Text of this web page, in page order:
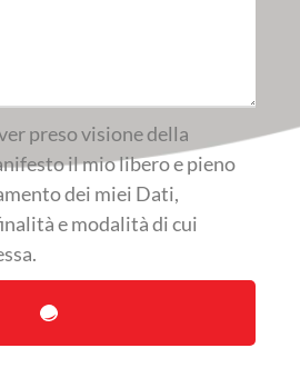
preso visione della
il mio libero e pieno
dei miei Dati,
e modalità di cui